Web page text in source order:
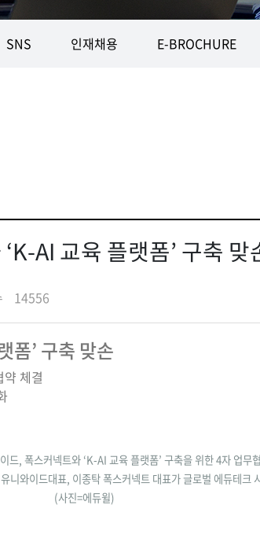
SNS 인재채용 E-BROCHURE
AI 교육 플랫폼’ 구축 맞
14556
폼’ 구축 맞손
체결
드, 폭스커넥트와 ‘K-AI 교육 플랫폼’ 구축을 위한 4자 업무
니와이드대표, 이종탁 폭스커넥트 대표가 글로벌 에듀테크
(사진=에듀윌)